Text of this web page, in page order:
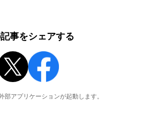
事をシェアする
アプリケーションが起動します。